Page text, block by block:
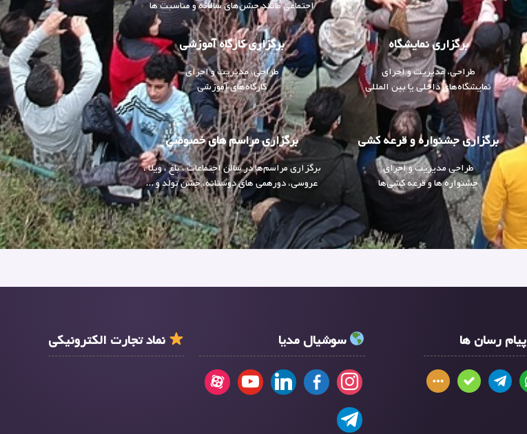
اجتماعیمانند جشن‌های سالانه و مناسبت ها
برگزاری نمایشگاه‌
طراحی، مدیریت و اجرای
نمایشگاه‌های داخلی یا بین المللی
برگزاری کارگاه‌ آموزشی
طراحی، مدیریت و اجرای
کارگاه‌های آموزشی
برگزاری جشنوار‌ه و قرعه کشی‌
طراحی مدیریت و اجرای
جشنوار‌ه ها و قرعه کشی‌ها
برگزاری مراسم های خصوصی
برگزاری مراسم‌ها در سالن اجتماعات ، باغ ، ویلا ،
عروسی، دورهمی های دوستانه، جشن تولد و …
پیام رسان ها سوشیال مدیا نماد تجارت الکترونیکی